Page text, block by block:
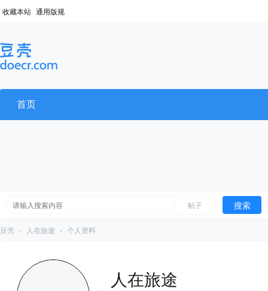
收藏本站 通用版规
首页
帖子 搜索
豆壳 › 人在旅途 › 个人资料
人在旅途